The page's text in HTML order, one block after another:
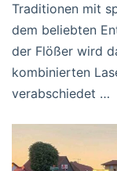
Traditionen mit
dem beliebten
der Flößer wird
kombinierten
verabschiedet …